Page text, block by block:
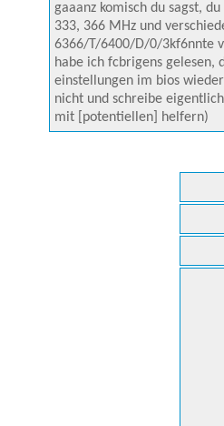
gaaanz komisch du sagst,
333, 366 MHz und
6366/T/6400/D/0/3kf6nnte
habe ich fcbrigens
einstellungen im bios
nicht und schreibe
mit [potentiellen] helfern)